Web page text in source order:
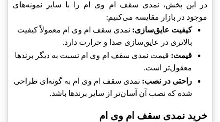
در این بخش، نمدی سقف ام وی ام را با سایر نمونه‌های
موجود در بازار مقایسه می‌کنیم:
کیفیت عایق‌سازی: نمدی سقف ام وی ام معمولاً کیفیت
بالاتری در عایق‌سازی صدا و حرارت دارد.
قیمت: قیمت نمدی سقف ام وی ام نسبت به دیگر برندها
معقول‌تر است.
راحتی در نصب: نمدی سقف ام وی ام به گونه‌ای طراحی
شده که نصب آن آسان‌تر از سایر برندها باشد.
خرید نمدی سقف ام وی ام